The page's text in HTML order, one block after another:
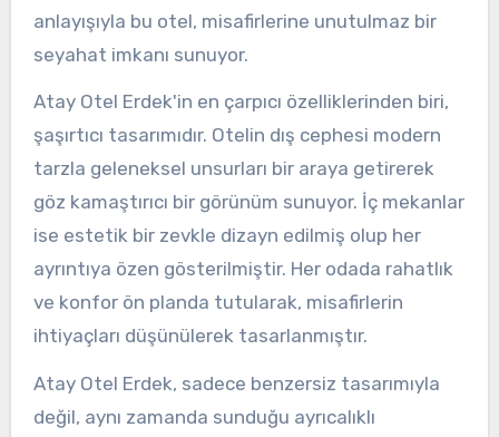
anlayışıyla bu otel, misafirlerine unutulmaz bir
seyahat imkanı sunuyor.
Atay Otel Erdek'in en çarpıcı özelliklerinden biri,
şaşırtıcı tasarımıdır. Otelin dış cephesi modern
tarzla geleneksel unsurları bir araya getirerek
göz kamaştırıcı bir görünüm sunuyor. İç mekanlar
ise estetik bir zevkle dizayn edilmiş olup her
ayrıntıya özen gösterilmiştir. Her odada rahatlık
ve konfor ön planda tutularak, misafirlerin
ihtiyaçları düşünülerek tasarlanmıştır.
Atay Otel Erdek, sadece benzersiz tasarımıyla
değil, aynı zamanda sunduğu ayrıcalıklı